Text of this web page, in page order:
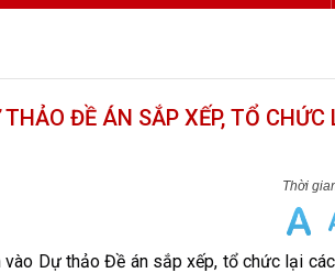
ĐỀ ÁN SẮP XẾP, TỔ CHỨC
Dự thảo Đề án sắp xếp, tổ chức lại các